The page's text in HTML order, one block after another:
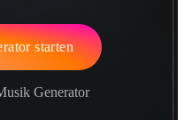
starten
Generator